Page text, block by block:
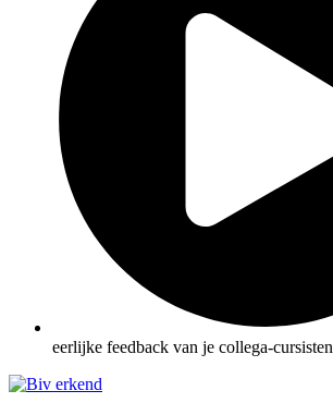
eerlijke feedback van je collega-cursisten